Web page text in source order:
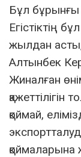
Бұл бұрынғы
Егістіктің
жылдан
Алтынбек
Жиналған
қажеттілігін
қоймай,
қоймаларына